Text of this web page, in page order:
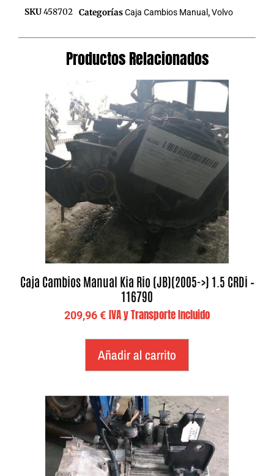
SKU458702 CategoríasCaja Cambios Manual ,Volvo
Productos Relacionados
Caja Cambios Manual Kia Rio (JB)(2005->) 1.5 CRDi –
116790
209,96€ IVA y Transporte Incluido
Añadir al carrito